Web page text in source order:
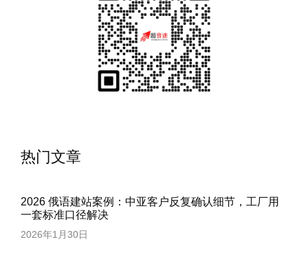
热门文章
2026 俄语建站案例：中亚客户反复确认细节，工厂用
一套标准口径解决
2026年1月30日